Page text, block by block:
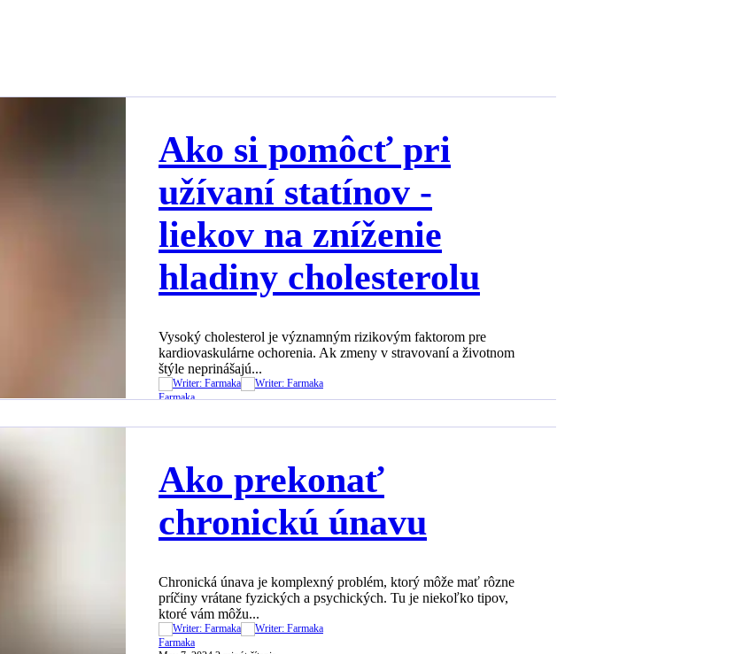
Ako si pomôcť pri
užívaní statínov -
liekov na zníženie
hladiny cholesterolu
Vysoký cholesterol je významným rizikovým faktorom pre
kardiovaskulárne ochorenia. Ak zmeny v stravovaní a životnom
štýle neprinášajú...
Farmaka
Ako prekonať
chronickú únavu
Chronická únava je komplexný problém, ktorý môže mať rôzne
príčiny vrátane fyzických a psychických. Tu je niekoľko tipov,
ktoré vám môžu...
Farmaka